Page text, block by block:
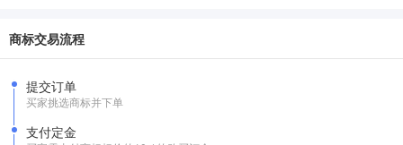
商标交易流程
提交订单
买家挑选商标并下单
支付定金